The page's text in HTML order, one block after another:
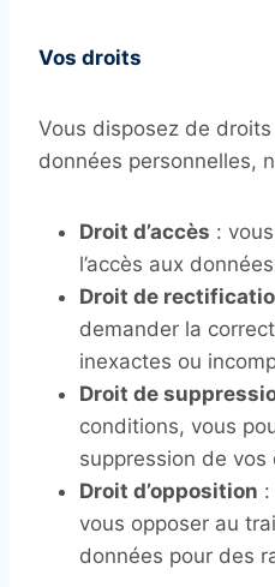
Vos droits
Vous disposez de
données personnelles,
Droit d’accès :
l’accès aux
Droit de
demander la
inexactes ou
Droit de
conditions, vous
suppression de vos
Droit d’opposition
vous opposer au
données pour des